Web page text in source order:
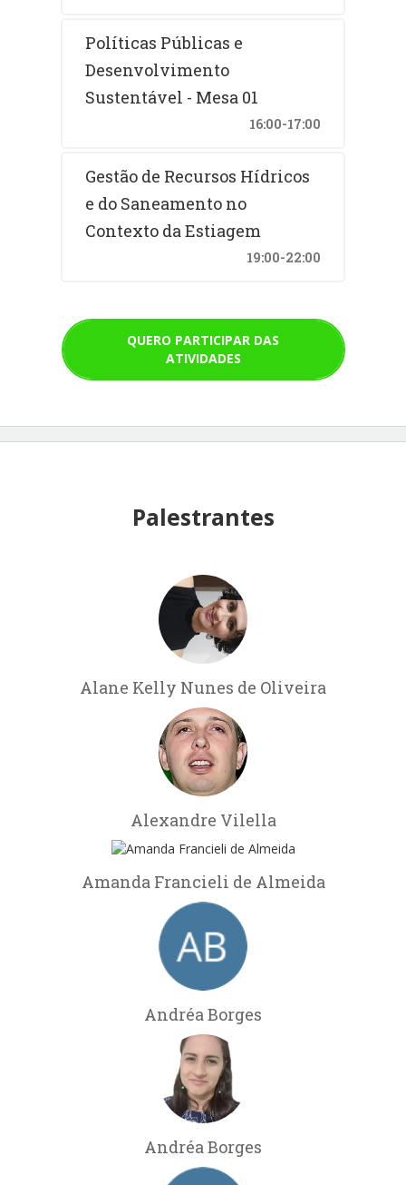
Políticas Públicas e
Desenvolvimento
Sustentável - Mesa 01
16:00-17:00
Gestão de Recursos Hídricos
e do Saneamento no
Contexto da Estiagem
19:00-22:00
QUERO PARTICIPAR DAS
ATIVIDADES
Palestrantes
Alane Kelly Nunes de Oliveira
Alexandre Vilella
Amanda Francieli de Almeida
Andréa Borges
Andréa Borges